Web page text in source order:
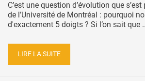
C’est une question d’évolution que
de l’Université de Montréal : pourquoi
d'exactement 5 doigts ? Si l’on sait que
LIRE LA SUITE